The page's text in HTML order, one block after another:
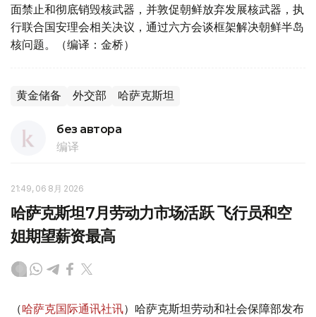
面禁止和彻底销毁核武器，并敦促朝鲜放弃发展核武器，执
行联合国安理会相关决议，通过六方会谈框架解决朝鲜半岛
核问题。（编译：金桥）
黄金储备 外交部 哈萨克斯坦
без автора
编译
21:49, 06 8月 2026
哈萨克斯坦7月劳动力市场活跃 飞行员和空
姐期望薪资最高
（哈萨克国际通讯社讯）哈萨克斯坦劳动和社会保障部发布